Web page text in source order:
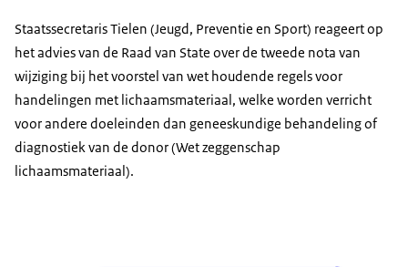
Staatssecretaris Tielen (Jeugd, Preventie en Sport) reageert op
het advies van de Raad van State over de tweede nota van
wijziging bij het voorstel van wet houdende regels voor
handelingen met lichaamsmateriaal, welke worden verricht
voor andere doeleinden dan geneeskundige behandeling of
diagnostiek van de donor (Wet zeggenschap
lichaamsmateriaal).